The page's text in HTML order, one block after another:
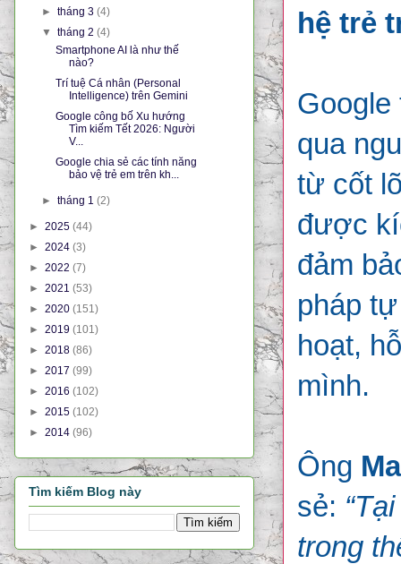
hệ trẻ
Google
qua
từ cốt
được
đảm
pháp
hoạt,
mình.
Ông
sẻ:
trong
►tháng 3(4)
▼tháng 2(4)
Smartphone AI là như thế
nào?
Trí tuệ Cá nhân (Personal
Intelligence) trên Gemini
Google công bố Xu hướng
Tìm kiếm Tết 2026: Người
V...
Google chia sẻ các tính năng
bảo vệ trẻ em trên kh...
►tháng 1(2)
► 2025 (44)
► 2024 (3)
► 2022 (7)
► 2021 (53)
► 2020 (151)
► 2019 (101)
► 2018 (86)
► 2017 (99)
► 2016 (102)
► 2015 (102)
► 2014 (96)
Tìm kiếm Blog này